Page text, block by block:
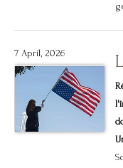
7 April, 2026